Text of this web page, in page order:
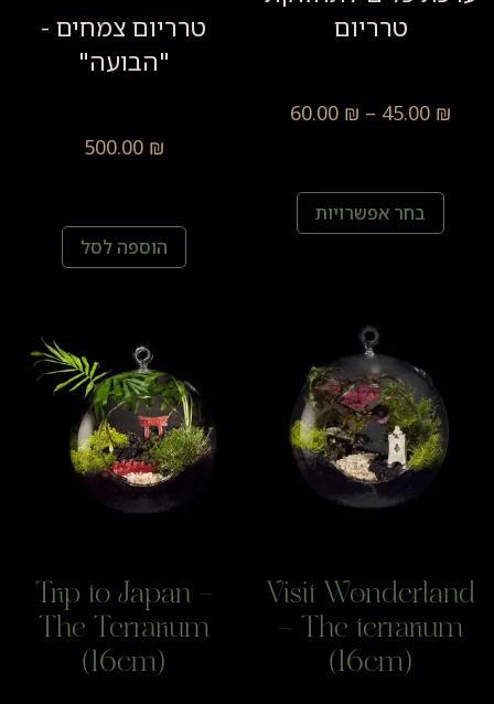
טרריום
45.00
–
60.00 ₪
בחר אפשרויות
טרריום צמחים -
"הבועה"
500.00
הוספה לסל
Visit
– The
(16cm)
Trip to Japan –
The Terrarium
(16cm)